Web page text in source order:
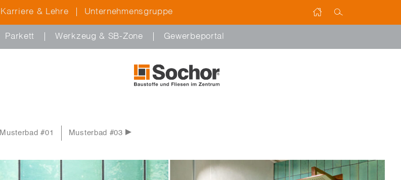
Karriere & Lehre Unternehmensgruppe
Parkett Werkzeug & SB-Zone Gewerbeportal
Musterbad #01 Musterbad #03